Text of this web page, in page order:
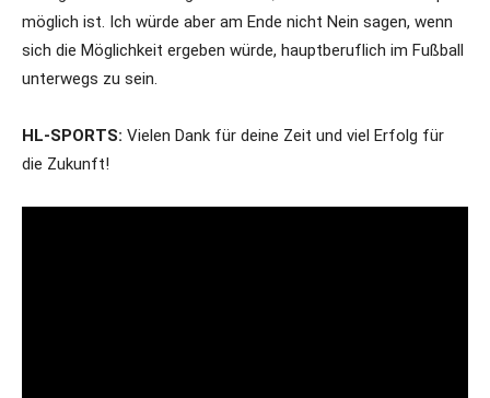
möglich ist. Ich würde aber am Ende nicht Nein sagen, wenn
sich die Möglichkeit ergeben würde, hauptberuflich im Fußball
unterwegs zu sein.
HL-SPORTS: Vielen Dank für deine Zeit und viel Erfolg für
die Zukunft!